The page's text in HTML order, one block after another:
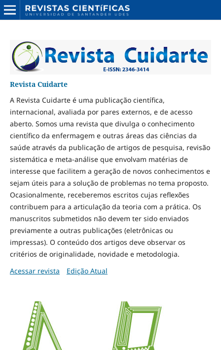
Revista Cuidarte
A Revista Cuidarte é uma publicação científica,
internacional, avaliada por pares externos, e de acesso
aberto. Somos uma revista que divulga o conhecimento
científico da enfermagem e outras áreas das ciências da
saúde através da publicação de artigos de pesquisa, revisão
sistemática e meta-análise que envolvam matérias de
interesse que facilitem a geração de novos conhecimentos e
sejam úteis para a solução de problemas no tema proposto.
Ocasionalmente, receberemos escritos cujas reflexões
contribuem para a articulação da teoria com a prática. Os
manuscritos submetidos não devem ter sido enviados
previamente a outras publicações (eletrônicas ou
impressas). O conteúdo dos artigos deve observar os
critérios de originalidade, novidade e metodologia.
Acessar revista
Edição Atual